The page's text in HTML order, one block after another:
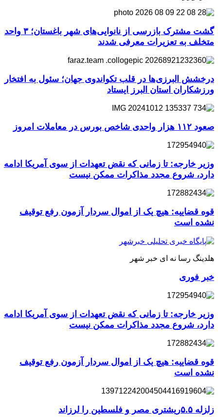
گشت مشترک بازرسی از نانوایی‌های شهر باغستان؛ ۳ واحد
متخلف به تعزیرات معرفی شدند
درخشش البرزی‌ها در قلب تکواندوی جهان؛ سئول به افتخار
ورزشکاران استان البرز ایستاد
صعود ۱۱۲ هزار واحدی شاخص بورس در معاملات امروز
وزیر خارجه: تا زمانی که نقض تعهدات از سوی آمریکا ادامه
دارد، شروع مجدد مذاکرات ممکن نیست
قوه قضاییه: هیچ یک از اموال سردار آزمون رفع توقیف
نشده است
هلدینگ رسا نه ای خبر شهر
خبر فوری
وزیر خارجه: تا زمانی که نقض تعهدات از سوی آمریکا ادامه
دارد، شروع مجدد مذاکرات ممکن نیست
قوه قضاییه: هیچ یک از اموال سردار آزمون رفع توقیف
نشده است
زلزله ۵.۵ریشتری مصر و فلسطین را لرزاند